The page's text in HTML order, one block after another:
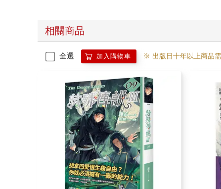
相關商品
全選 加入購物車 ※ 出版日十年以上商品